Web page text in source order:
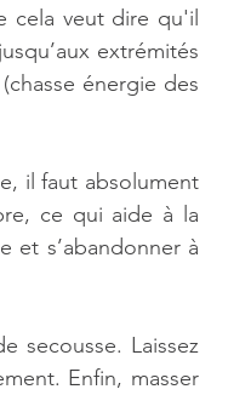
cela veut dire qu'il
extrémités
énergie des
il faut absolument
ce qui aide à la
et s’abandonner à
secousse. Laissez
Enfin, masser